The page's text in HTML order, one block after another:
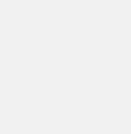
alle
base
utenti,